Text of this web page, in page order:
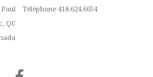
Téléphone 418.624.6654
Paul
QC